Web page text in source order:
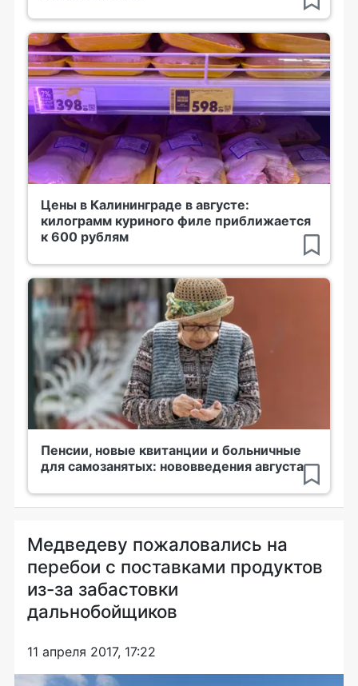
Цены в Калининграде в августе:
килограмм куриного филе приближается
к 600 рублям
Пенсии, новые квитанции и больничные
для самозанятых: нововведения августа
Медведеву пожаловались на
перебои с поставками продуктов
из-за забастовки
дальнобойщиков
11 апреля 2017, 17:22